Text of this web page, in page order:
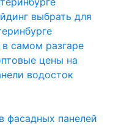
выбрать для
самом разгаре
цены на
водосток
фасадных панелей